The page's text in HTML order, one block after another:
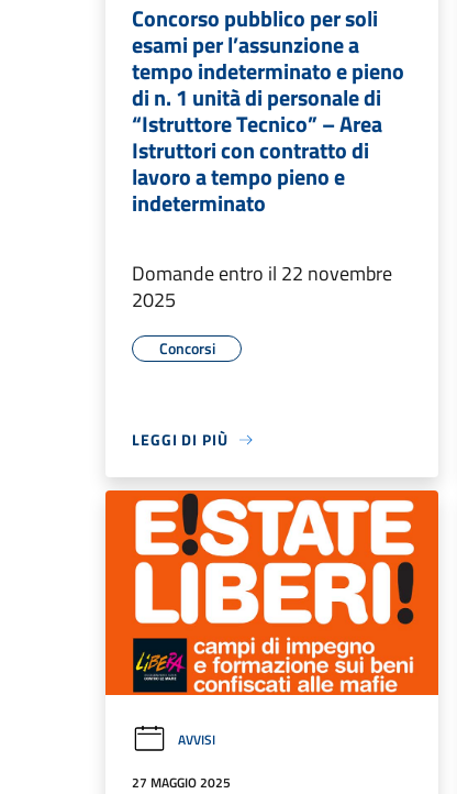
Concorso pubblico per soli
esami per l’assunzione a
tempo indeterminato e pieno
di n. 1 unità di personale di
“Istruttore Tecnico” – Area
Istruttori con contratto di
lavoro a tempo pieno e
indeterminato
Domande entro il 22 novembre
2025
Concorsi
LEGGI DI PIÙ
AVVISI
27 MAGGIO 2025